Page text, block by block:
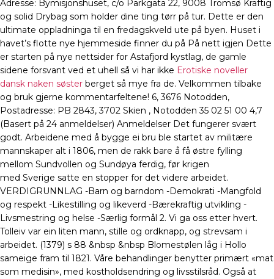
Adresse: Bymisjonshuset, c/o Parkgata 22, 9008 Tromsø Kraftig
og solid Drybag som holder dine ting tørr på tur. Dette er den
ultimate oppladninga til en fredagskveld ute på byen. Huset i
havet’s flotte nye hjemmeside finner du på På nett igjen Dette
er starten på nye nettsider for Astafjord kystlag, de gamle
sidene forsvant ved et uhell så vi har ikke Erotiske noveller
dansk naken søster berget så mye fra de. Velkommen tilbake
og bruk gjerne kommentarfeltene! 6, 3676 Notodden,
Postadresse: PB 2843, 3702 Skien , Notodden 35 02 51 00 4,7
(Basert på 24 anmeldelser) Anmeldelser Det fungerer svært
godt. Arbeidene med å bygge ei bru ble startet av militære
mannskaper alt i 1806, men de rakk bare å få østre fylling
mellom Sundvollen og Sundøya ferdig, før krigen
med Sverige satte en stopper for det videre arbeidet.
VERDIGRUNNLAG -Barn og barndom -Demokrati -Mangfold
og respekt -Likestilling og likeverd -Bærekraftig utvikling -
Livsmestring og helse -Særlig formål 2. Vi ga oss etter hvert.
Tolleiv var ein liten mann, stille og ordknapp, og strevsam i
arbeidet. (1379) s 88 &nbsp &nbsp Blomestølen låg i Hollo
sameige fram til 1821. Våre behandlinger benytter primært «mat
som medisin», med kostholdsendring og livsstilsråd. Også at